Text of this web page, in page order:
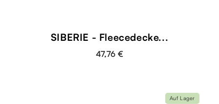
SIBERIE - Fleecedecke...
47,76 €
Auf Lager